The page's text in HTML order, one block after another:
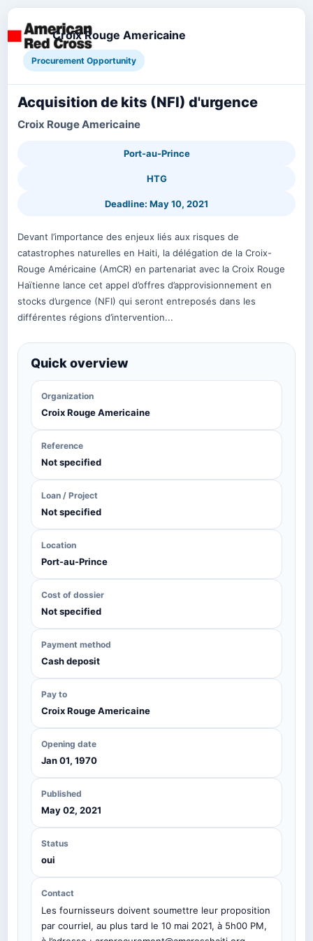
Croix Rouge Americaine
Procurement Opportunity
Acquisition de kits (NFI) d'urgence
Croix Rouge Americaine
Port-au-Prince
HTG
Deadline: May 10, 2021
Devant l’importance des enjeux liés aux risques de
catastrophes naturelles en Haiti, la délégation de la Croix-
Rouge Américaine (AmCR) en partenariat avec la Croix Rouge
Haïtienne lance cet appel d’offres d’approvisionnement en
stocks d’urgence (NFI) qui seront entreposés dans les
différentes régions d’intervention...
Quick overview
Organization
Croix Rouge Americaine
Reference
Not specified
Loan / Project
Not specified
Location
Port-au-Prince
Cost of dossier
Not specified
Payment method
Cash deposit
Pay to
Croix Rouge Americaine
Opening date
Jan 01, 1970
Published
May 02, 2021
Status
oui
Contact
Les fournisseurs doivent soumettre leur proposition
par courriel, au plus tard le 10 mai 2021, à 5h00 PM,